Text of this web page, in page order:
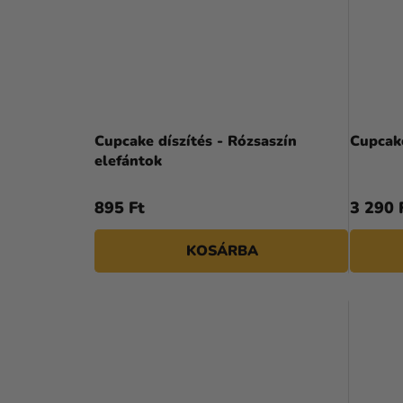
Cupcake díszítés - Rózsaszín
elefántok
895 Ft
KOSÁRBA
3 290